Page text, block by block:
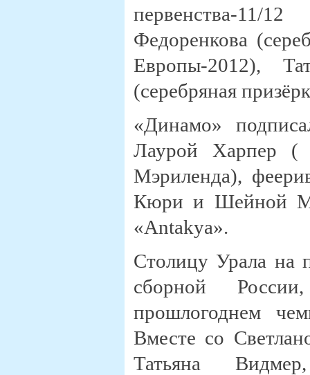
первенства-
Федоренкова
Европы-2012),
(серебряная
«Динамо»
Лаурой Харпер (
Мэриленда),
Кюри и Шейной
«Antakya».
Столицу Урала на
сборной
прошлогоднем
Вместе со
Татьяна